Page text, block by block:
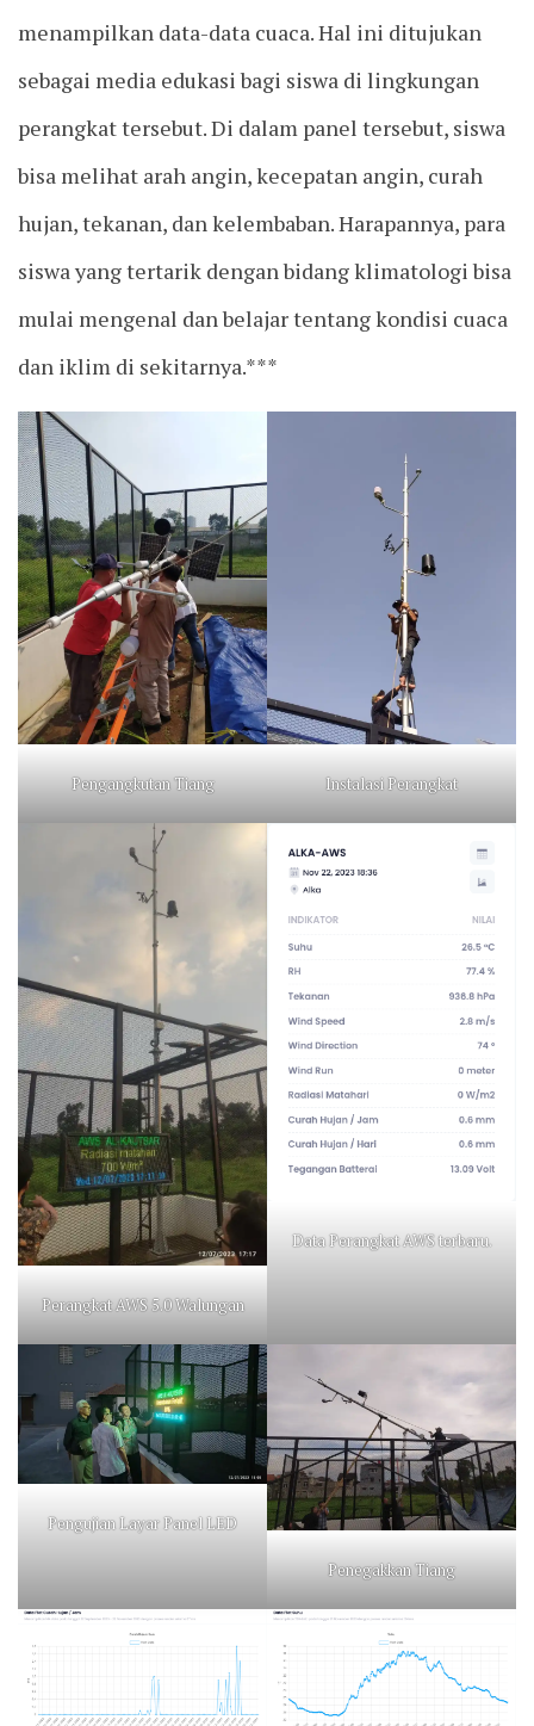
menampilkan data-data cuaca. Hal ini ditujukan
sebagai media edukasi bagi siswa di lingkungan
perangkat tersebut. Di dalam panel tersebut, siswa
bisa melihat arah angin, kecepatan angin, curah
hujan, tekanan, dan kelembaban. Harapannya, para
siswa yang tertarik dengan bidang klimatologi bisa
mulai mengenal dan belajar tentang kondisi cuaca
dan iklim di sekitarnya.***
Pengangkutan Tiang Instalasi Perangkat
Perangkat AWS 5.0 Walungan
Data Perangkat AWS terbaru.
Pengujian Layar Panel LED
Penegakkan Tiang